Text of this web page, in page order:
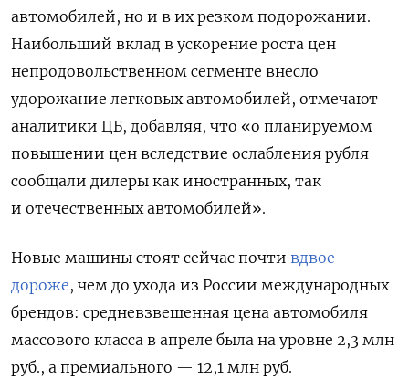
автомобилей, но и в их резком подорожании.
Наибольший вклад в ускорение роста цен
непродовольственном сегменте внесло
удорожание легковых автомобилей, отмечают
аналитики ЦБ, добавляя, что «о планируемом
повышении цен вследствие ослабления рубля
сообщали дилеры как иностранных, так
и отечественных автомобилей».
Новые машины стоят сейчас почти вдвое
дороже, чем до ухода из России международных
брендов: средневзвешенная цена автомобиля
массового класса в апреле была на уровне 2,3 млн
руб., а премиального — 12,1 млн руб.